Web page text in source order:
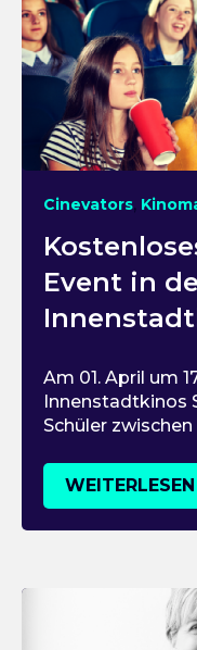
Cinevators,
Event in
Am 01. April um
Innenstadtkinos
Schüler zwischen
WEITERLESEN